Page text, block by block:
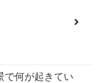
で何が起きてい